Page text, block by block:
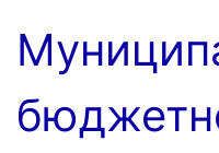
содержимому